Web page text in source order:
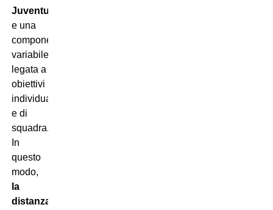
Juventus
e una
componente
variabile
legata a
obiettivi
individuali
e di
squadra.
In
questo
modo,
la
distanza